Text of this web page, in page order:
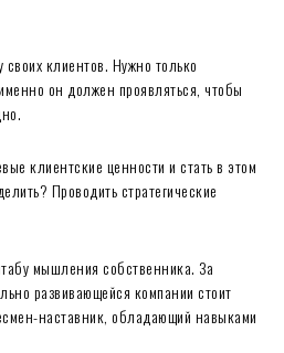
клиентов. Нужно только
он должен проявляться, чтобы
клиентские ценности и стать в этом
Проводить стратегические
мышления собственника. За
развивающейся компании стоит
наставник, обладающий навыками